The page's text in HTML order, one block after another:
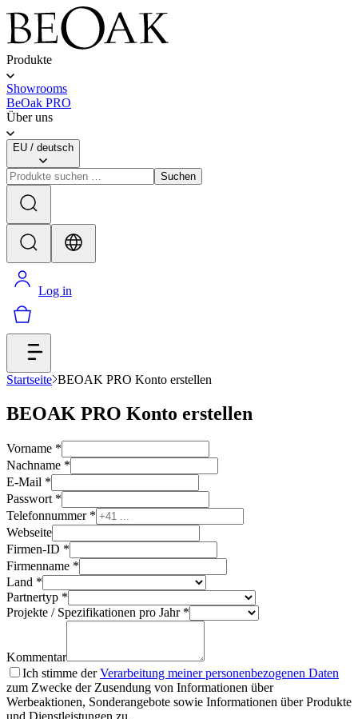
Produkte
Showrooms
BeOak PRO
Über uns
EU / deutsch
Suchen
Log in
Startseite BEOAK PRO Konto erstellen
BEOAK PRO Konto erstellen
Vorname *
Nachname *
E-Mail *
Passwort *
Telefonnummer*
Webseite
Firmen-ID *
Firmenname *
Land *
Partnertyp *
Projekte / Spezifikationen pro Jahr*
Kommentar
Ich stimme derVerarbeitung meiner personenbezogenen Daten
zum Zwecke der Zusendung von Informationen über
Werbeaktionen, Sonderangebote sowie Informationen über Produkte
und Dienstleistungen zu.